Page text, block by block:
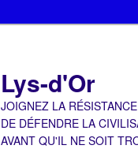
Lys-d'Or
JOIGNEZ LA
DE DÉFENDRE LA
AVANT QU'IL NE SOIT